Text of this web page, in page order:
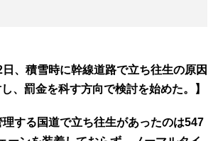
日、積雪時に幹線道路で立ち往生の原因
、罰金を科す方向で検討を始めた。】
理する国道で立ち往生があったのは547